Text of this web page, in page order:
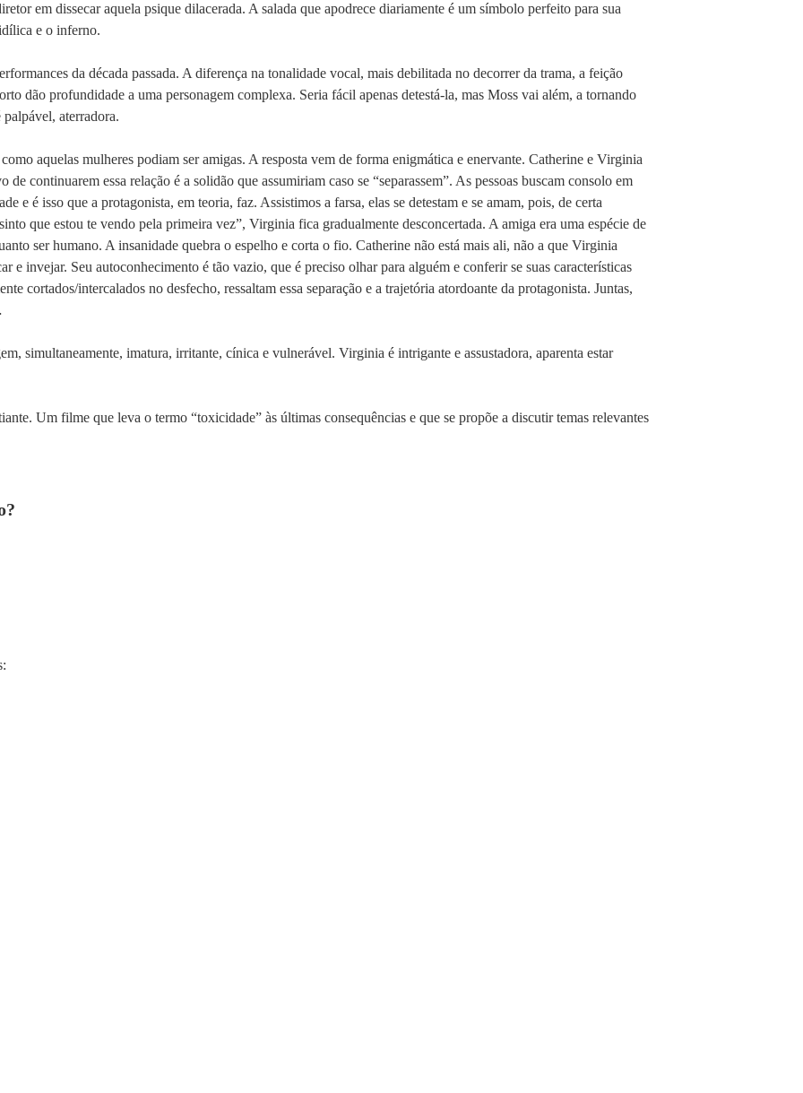
em dissecar aquela psique dilacerada. A salada que apodrece diariamente é um símbolo perfeito para sua
e o inferno.
da década passada. A diferença na tonalidade vocal, mais debilitada no decorrer da trama, a feição
dão profundidade a uma personagem complexa. Seria fácil apenas detestá-la, mas Moss vai além, a tornando
aterradora.
aquelas mulheres podiam ser amigas. A resposta vem de forma enigmática e enervante. Catherine e Virginia
continuarem essa relação é a solidão que assumiriam caso se “separassem”. As pessoas buscam consolo em
e é isso que a protagonista, em teoria, faz. Assistimos a farsa, elas se detestam e se amam, pois, de certa
que estou te vendo pela primeira vez”, Virginia fica gradualmente desconcertada. A amiga era uma espécie de
ser humano. A insanidade quebra o espelho e corta o fio. Catherine não está mais ali, não a que Virginia
e invejar. Seu autoconhecimento é tão vazio, que é preciso olhar para alguém e conferir se suas características
cortados/intercalados no desfecho, ressaltam essa separação e a trajetória atordoante da protagonista. Juntas,
simultaneamente, imatura, irritante, cínica e vulnerável. Virginia é intrigante e assustadora, aparenta estar
Um filme que leva o termo “toxicidade” às últimas consequências e que se propõe a discutir temas relevantes